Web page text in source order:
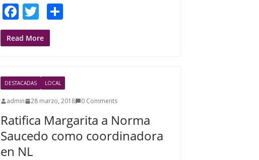
F
ac
e
o
o
k
T
w
itt
S
Read More
DESTACADAS LOCAL
admin 28 marzo, 2018 0 Comments
Ratifica Margarita a Norma
Saucedo como coordinadora
en NL